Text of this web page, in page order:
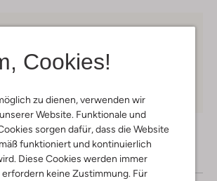
Cookies!
zu dienen, verwenden wir
Website. Funktionale und
sorgen dafür, dass die Website
funktioniert und kontinuierlich
Diese Cookies werden immer
keine Zustimmung. Für